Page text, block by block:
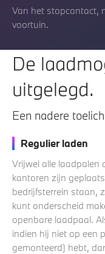
Van het stopcontact,
voortuin.
De
uitgelegd.
Een nadere
Regulier laden
Vrijwel alle laadpalen
kantoren zijn
bedrijfsterrein staan,
kunt onderscheid
openbare laadpaal.
indien hij niet op een
gemonteerd) hebt,